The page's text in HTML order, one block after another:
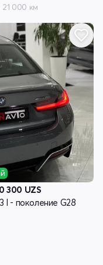
21 000 км
300 UZS
I - поколение G28